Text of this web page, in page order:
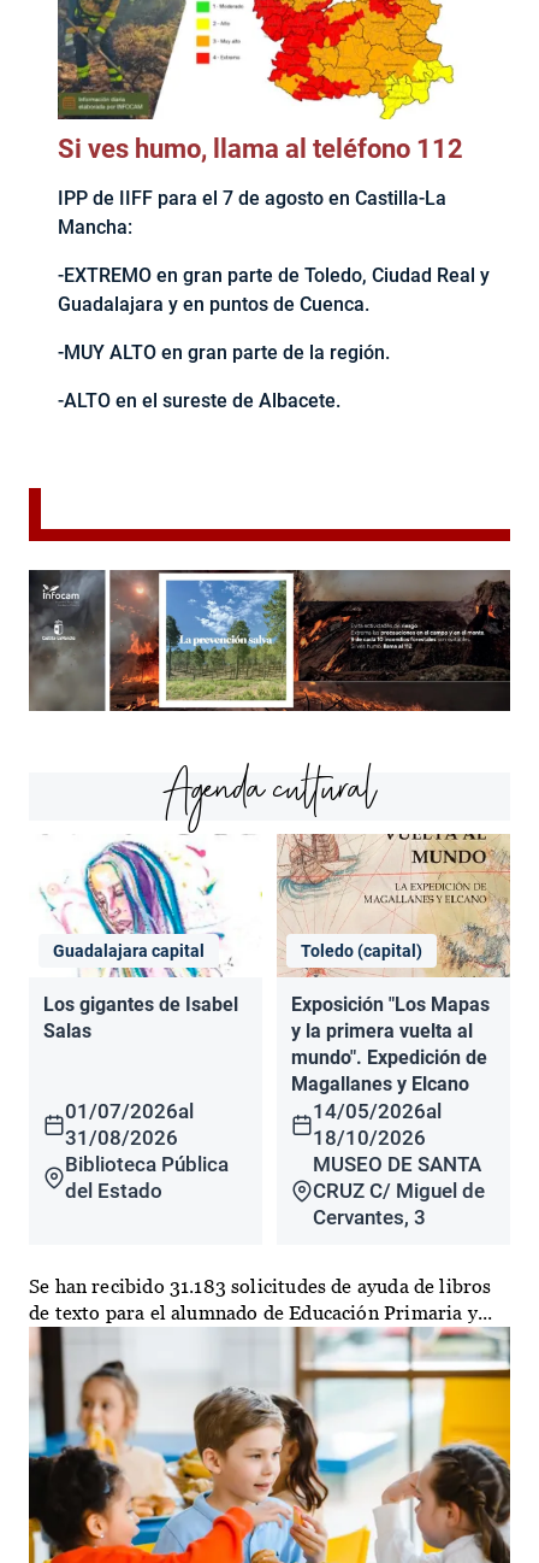
Si ves humo, llama al teléfono 112
IPP de IIFF para el 7 de agosto en Castilla-La
Mancha:
-EXTREMO en gran parte de Toledo, Ciudad Real y
Guadalajara y en puntos de Cuenca.
-MUY ALTO en gran parte de la región.
-ALTO en el sureste de Albacete.
Agenda cultural
Guadalajara capital
Los gigantes de Isabel
Salas
01/07/2026al
31/08/2026
Biblioteca Pública
del Estado
Toledo (capital)
Exposición "Los Mapas
y la primera vuelta al
mundo". Expedición de
Magallanes y Elcano
14/05/2026al
18/10/2026
MUSEO DE SANTA
CRUZ C/ Miguel de
Cervantes, 3
Se han recibido 31.183 solicitudes de ayuda de libros
de texto para el alumnado de Educación Primaria y...